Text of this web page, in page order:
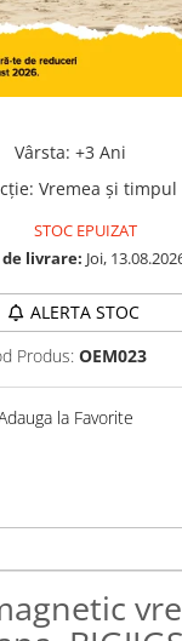
Vârsta: +3 Ani
: Vremea şi timpul
STOC EPUIZAT
livrare: Joi,
ALERTA STOC
Produs: OEM023
la Favorite